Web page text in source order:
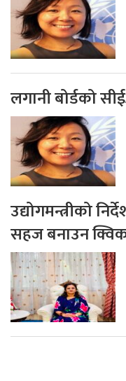
लगानी बोर्डको
उद्योगमन्त्रीको
सहज बनाउन